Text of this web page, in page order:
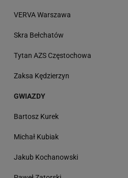
VERVA Warszawa
Skra Bełchatów
Tytan AZS Częstochowa
Zaksa Kędzierzyn
GWIAZDY
Bartosz Kurek
Michał Kubiak
Jakub Kochanowski